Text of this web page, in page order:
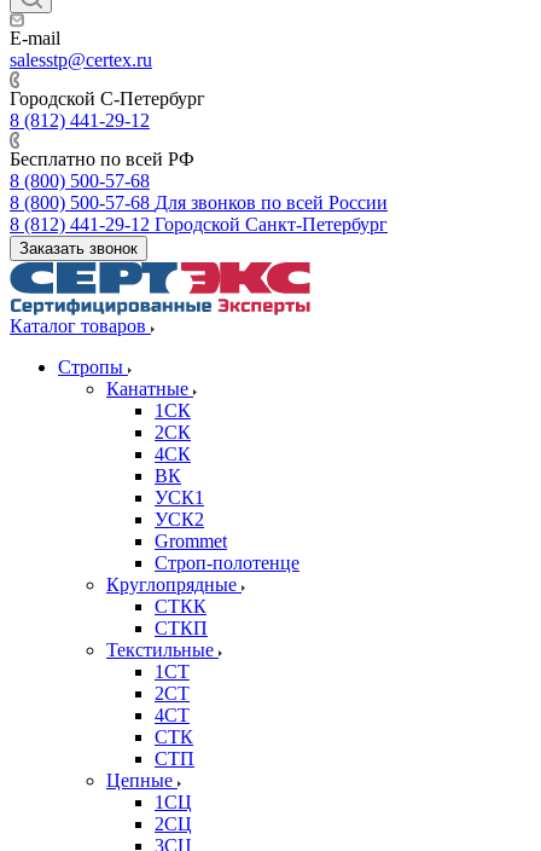
E-mail
salesstp@certex.ru
Городской С-Петербург
8 (812) 441-29-12
Бесплатно по всей РФ
8 (800) 500-57-68
8 (800) 500-57-68 Для звонков по всей России
8 (812) 441-29-12 Городской Санкт-Петербург
Заказать звонок
Каталог товаров
Стропы
Канатные
1СК
2СК
4СК
ВК
УСК1
УСК2
Grommet
Строп-полотенце
Круглопрядные
СТКК
СТКП
Текстильные
1СТ
2СТ
4СТ
СТК
СТП
Цепные
1СЦ
2СЦ
3СЦ